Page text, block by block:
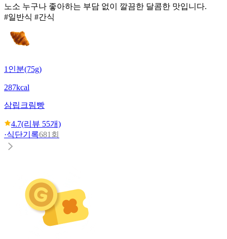
노소 누구나 좋아하는 부담 없이 깔끔한 달콤한 맛입니다.
#일반식 #간식
1인분(75g)
287kcal
삼립 크림빵
4.7(리뷰 55개)
·식단기록681회